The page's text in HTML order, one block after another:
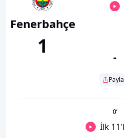
Fenerbahçe
1 -
0’
İlk